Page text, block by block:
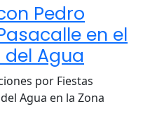
Pedro
en el
Agua
por Fiestas
Agua en la Zona